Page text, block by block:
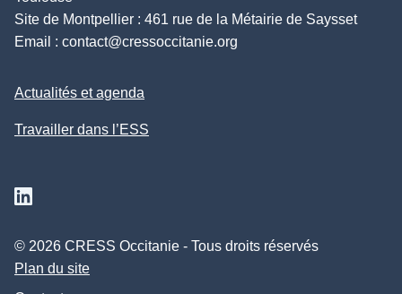
Site de Montpellier : 461 rue de la Métairie de Saysset
Email : contact@cressoccitanie.org
Actualités et agenda
Travailler dans l’ESS
© 2026 CRESS Occitanie - Tous droits réservés
Plan du site